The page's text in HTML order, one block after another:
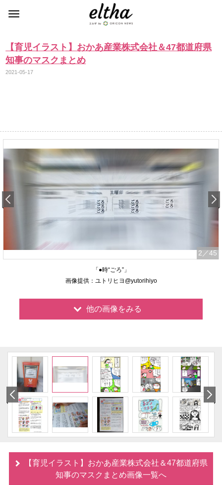
【育児イラスト】おかあ産業株式会社＆47都道府県
知事のマスクまとめ
2021-05-17
2 ／45
「●時“ごろ”」
画像提供：ユトリヒヨ@yutorihiyo
他の画像をみる
【育児イラスト】おかあ産業株式会社＆47都道府県
知事のマスクまとめ画像一覧へ